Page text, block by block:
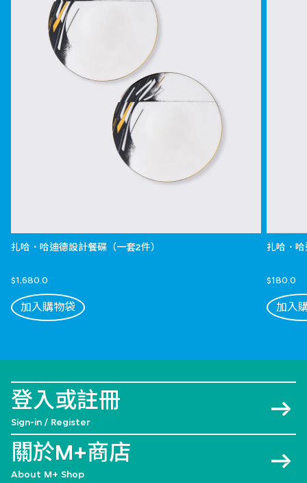
扎哈．哈迪德設計餐碟（一套2件）
$1,680.0
加入購物袋
扎哈．
$180.0
加入
登入或註冊
Sign-in / Register
關於M+商店
About M+ Shop